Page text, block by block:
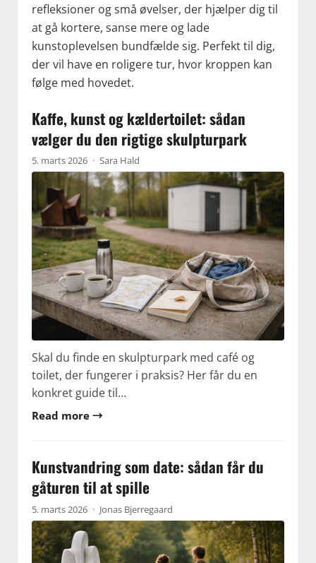
refleksioner og små øvelser, der hjælper dig til
at gå kortere, sanse mere og lade
kunstoplevelsen bundfælde sig. Perfekt til dig,
der vil have en roligere tur, hvor kroppen kan
følge med hovedet.
Kaffe, kunst og kældertoilet: sådan
vælger du den rigtige skulpturpark
5. marts 2026 · Sara Hald
Skal du finde en skulpturpark med café og
toilet, der fungerer i praksis? Her får du en
konkret guide til…
Read more →
Kunstvandring som date: sådan får du
gåturen til at spille
5. marts 2026 · Jonas Bjerregaard